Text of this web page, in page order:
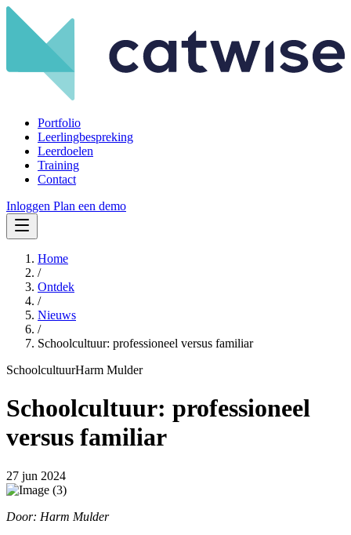
Portfolio
Leerlingbespreking
Leerdoelen
Training
Contact
Inloggen Plan een demo
Home
/
Ontdek
/
Nieuws
/
Schoolcultuur: professioneel versus familiar
SchoolcultuurHarm Mulder
Schoolcultuur: professioneel
versus familiar
27 jun 2024
Door: Harm Mulder